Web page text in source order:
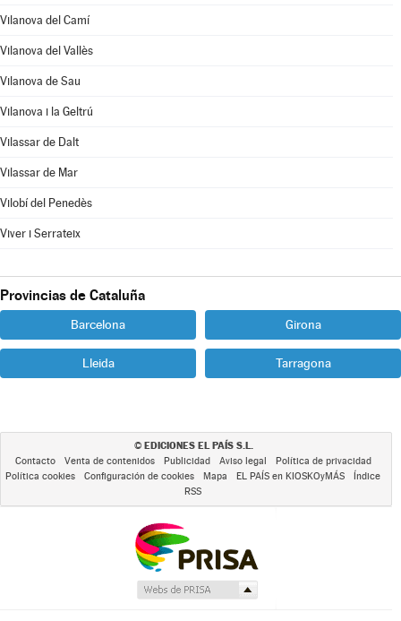
Vilanova del Camí
Vilanova del Vallès
Vilanova de Sau
Vilanova i la Geltrú
Vilassar de Dalt
Vilassar de Mar
Vilobí del Penedès
Viver i Serrateix
Provincias de Cataluña
Barcelona Girona
Lleida Tarragona
© EDICIONES EL PAÍS S.L.
Contacto Venta de contenidos Publicidad Aviso legal
Política de privacidad
Política cookies
Configuración de cookies Mapa EL PAÍS en KIOSKOyMÁS
Índice
RSS